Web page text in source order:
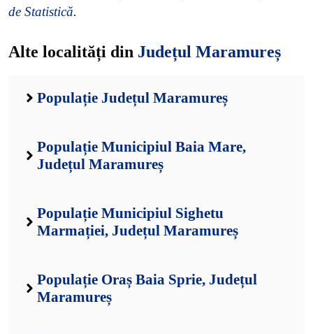
de Statistică.
Alte localități din Județul Maramureș
Populație Județul Maramureș
Populație Municipiul Baia Mare,
Județul Maramureș
Populație Municipiul Sighetu
Marmației, Județul Maramureș
Populație Oraș Baia Sprie, Județul
Maramureș